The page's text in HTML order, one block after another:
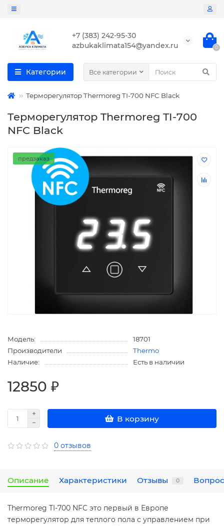
+7 (383) 242-95-30
azbukaklimata154@yandex.ru
0
Категории Все категории
Терморегулятор Thermoreg TI-700 NFC Black
Терморегулятор Thermoreg TI-700
NFC Black
предзаказ
Модель:
18701
Производители
Thermo
Наличие:
Есть в наличии
12850 ₽
В корзину
0 отзывов
Описание Характеристики Отзывы 0
Thermoreg TI-700 NFC это первый в Европе
терморегулятор для теплого пола с управлением при